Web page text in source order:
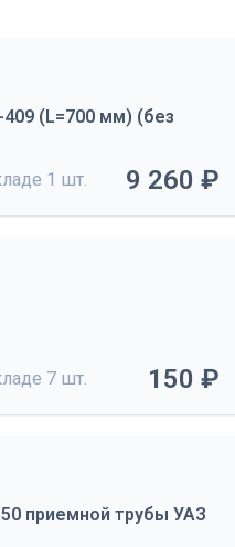
(L=700 мм) (без
1 шт. 9 260 ₽
7 шт. 150 ₽
приемной трубы УАЗ